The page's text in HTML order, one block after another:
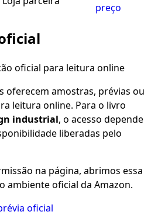
preço
oferecem amostras, prévias ou
leitura online. Para o livro
industrial, o acesso depende
liberadas pelo
na página, abrimos essa
ambiente oficial da Amazon.
oficial